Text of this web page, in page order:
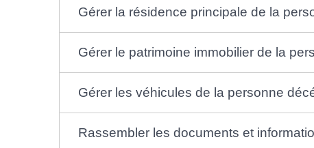
Gérer la résidence principale de la
Gérer le patrimoine immobilier de la
Gérer les véhicules de la personne
Rassembler les documents et